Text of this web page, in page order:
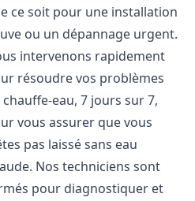
ce soit pour une installation
ou un dépannage urgent.
intervenons rapidement
résoudre vos problèmes
chauffe-eau, 7 jours sur 7,
vous assurer que vous
pas laissé sans eau
Nos techniciens sont
pour diagnostiquer et